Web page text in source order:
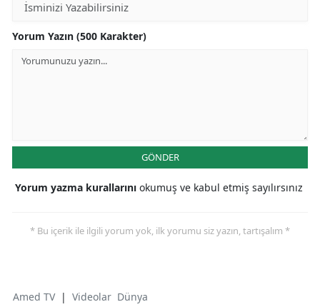
Yorum Yazın (500 Karakter)
GÖNDER
Yorum yazma kurallarını okumuş ve kabul etmiş sayılırsınız
* Bu içerik ile ilgili yorum yok, ilk yorumu siz yazın, tartışalım *
Amed TV | Videolar Dünya